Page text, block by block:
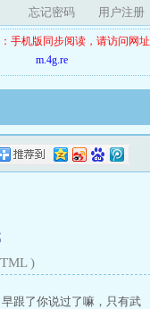
忘记密码 用户注册
手机版同步阅读，请访问网址
m.4g.re
)
跟了你说过了嘛，只有武